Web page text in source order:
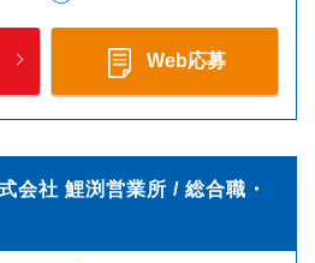
Web応募
会社 鯉渕営業所 / 総合職・